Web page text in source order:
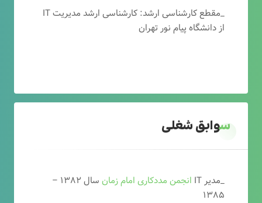
_مقطع کارشناسی ارشد: کارشناسی ارشد مدیریت IT
از دانشگاه پیام نور تهران
سوابق شغلی
_مدیر IT انجمن مددکاری امام زمان
سال ۱۳۸۲ –
۱۳۸۵